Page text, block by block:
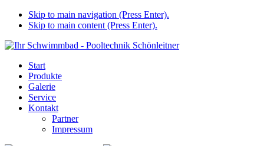
Skip to main navigation (Press Enter).
Skip to main content (Press Enter).
Start
Produkte
Galerie
Service
Kontakt
Partner
Impressum